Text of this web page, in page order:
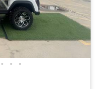
• • •